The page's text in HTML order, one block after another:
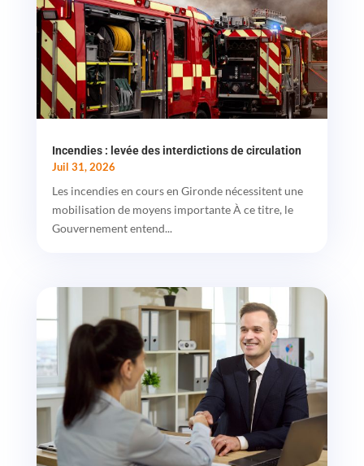
Incendies : levée des interdictions de circulation
Juil 31, 2026
Les incendies en cours en Gironde nécessitent une
mobilisation de moyens importante À ce titre, le
Gouvernement entend...